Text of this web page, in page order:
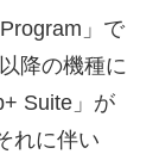
」で
降の機種に
Suite」が
れに伴い